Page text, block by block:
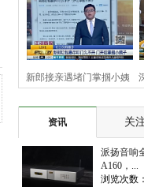
保安用雨伞挡
新郎接亲遇堵门掌掴小姨
资讯
关
派扬音响
A160，...
浏览次数：